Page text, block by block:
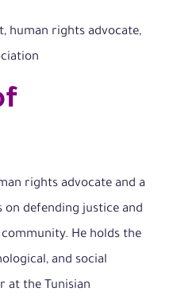
human rights advocate,
rights advocate and a
defending justice and
He holds the
and social
at the Tunisian